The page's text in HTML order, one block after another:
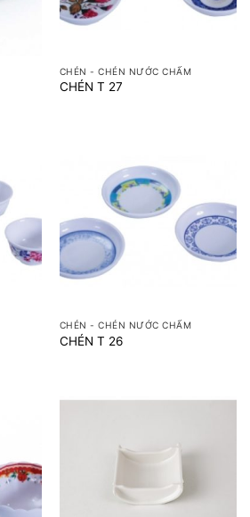
CHÉN - CHÉN NƯỚC CHẤM
CHÉN T 27
CHÉN - CHÉN NƯỚC CHẤM
CHÉN T 26